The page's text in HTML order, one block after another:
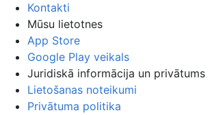
Kontakti
Mūsu lietotnes
App Store
Google Play veikals
Juridiskā informācija un privātums
Lietošanas noteikumi
Privātuma politika